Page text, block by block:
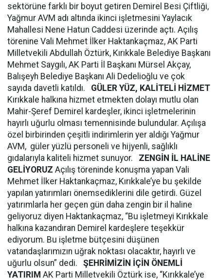
sektörüne farklı bir boyut getiren Demirel Besi Çiftliği,
Yağmur AVM adı altında ikinci işletmesini Yaylacık
Mahallesi Nene Hatun Caddesi üzerinde açtı. Açılış
törenine Vali Mehmet İlker Haktankaçmaz, AK Parti
Milletvekili Abdullah Öztürk, Kırıkkale Belediye Başkanı
Mehmet Saygılı, AK Parti İl Başkanı Mürsel Akçay,
Balışeyh Belediye Başkanı Ali Dedelioğlu ve çok
sayıda davetli katıldı. GÜLER YÜZ, KALİTELİ HİZMET
Kırıkkale halkına hizmet etmekten dolayı mutlu olan
Mahir-Şeref Demirel kardeşler, ikinci işletmelerinin
hayırlı uğurlu olması temennisinde bulundular. Açılışa
özel birbirinden çeşitli indirimlerin yer aldığı Yağmur
AVM, güler yüzlü personeli ve hijyenli, sağlıklı
gıdalarıyla kaliteli hizmet sunuyor. ZENGİN İL HALİNE
GELİYORUZ Açılış töreninde konuşma yapan Vali
Mehmet İlker Haktankaçmaz, Kırıkkale’ye bu şekilde
yapılan yatırımları önemsediklerini dile getirdi. Güzel
yatırımlarla her geçen gün daha zengin bir il haline
geliyoruz diyen Haktankaçmaz, “Bu işletmeyi Kırıkkale
halkına kazandıran Demirel kardeşlere teşekkür
ediyorum. Bu işletme bütçesini düşünen
vatandaşlarımızın uğrak noktası olacaktır, hayırlı ve
uğurlu olsun” dedi. ŞEHRİMİZİN İÇİN ÖNEMLİ
YATIRIM AK Parti Milletvekili Öztürk ise, “Kırıkkale’ye